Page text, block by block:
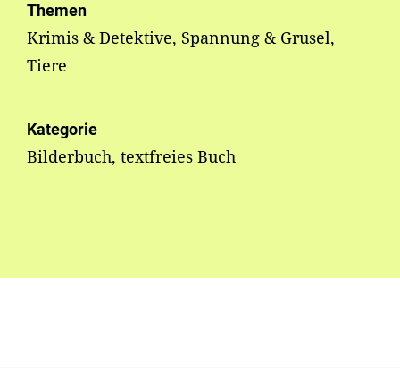
Themen
Krimis & Detektive, Spannung & Grusel,
Tiere
Kategorie
Bilderbuch, textfreies Buch